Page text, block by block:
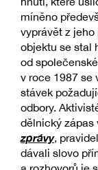
míněno
vyprávět z
objektu se stal
od
v roce 1987 se
stávek
odbory.
dělnický zápas
zprávy,
dávali slovo